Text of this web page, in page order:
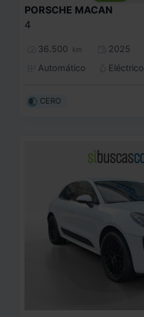
PORSCHE MACAN
4
36.500 km
2025
Automático
Eléctrico
CERO